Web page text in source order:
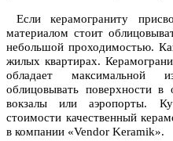
Если керамограниту
материалом стоит
небольшой проходимостью.
жилых квартирах.
обладает максимальной
облицовывать поверхности
вокзалы или аэропорты.
стоимости качественный
в компании «Vendor Keramik».